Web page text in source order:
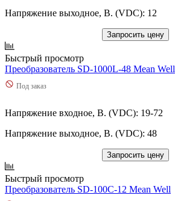
Напряжение выходное, В. (VDC): 12
Запросить цену
Быстрый просмотр
Преобразователь SD-1000L-48 Mean Well
Под заказ
Напряжение входное, В. (VDC): 19-72
Напряжение выходное, В. (VDC): 48
Запросить цену
Быстрый просмотр
Преобразователь SD-100C-12 Mean Well